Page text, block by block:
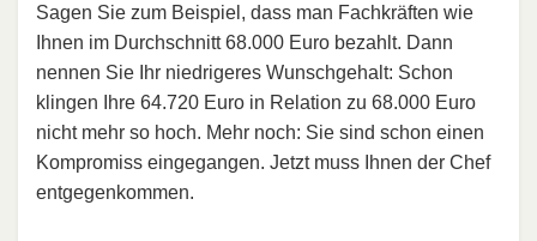
Sagen Sie zum Beispiel, dass man Fachkräften wie
Ihnen im Durchschnitt 68.000 Euro bezahlt. Dann
nennen Sie Ihr niedrigeres Wunschgehalt: Schon
klingen Ihre 64.720 Euro in Relation zu 68.000 Euro
nicht mehr so hoch. Mehr noch: Sie sind schon einen
Kompromiss eingegangen. Jetzt muss Ihnen der Chef
entgegenkommen.